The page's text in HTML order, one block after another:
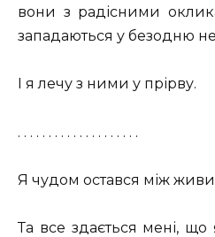
вони з радісними
западаються у безодню
І я лечу з ними у прірву.
. . . . . . . . . . . . . . . . . . . .
Я чудом остався між
Та все здається мені,